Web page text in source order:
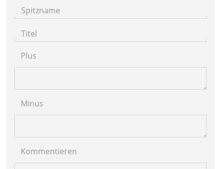
Spitzname
Titel
Plus
Minus
Kommentieren